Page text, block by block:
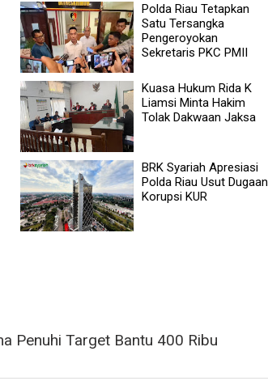
Polda Riau Tetapkan
Satu Tersangka
Pengeroyokan
Sekretaris PKC PMII
Kuasa Hukum Rida K
Liamsi Minta Hakim
Tolak Dakwaan Jaksa
BRK Syariah Apresiasi
Polda Riau Usut Dugaan
Korupsi KUR
Penuhi Target Bantu 400 Ribu